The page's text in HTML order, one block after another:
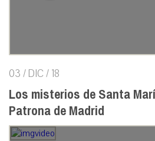
03 / DIC / 18
Los misterios de Santa
Patrona de Madrid